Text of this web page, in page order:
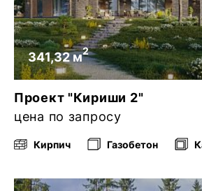
341,32 м2
Проект "Кириши 2"
цена по запросу
Кирпич Газобетон